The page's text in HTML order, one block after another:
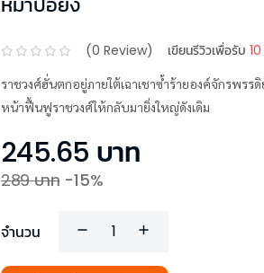
(0 Review) เขียนรีวิวเพื่อรับ
ราชวงศ์ฮั่นตกอยู่ภายใต้เฉาเชาซ้ำร้ายองค์จักรพร
หน้าฟื้นฟูราชวงศ์ให้กลับมายิ่งใหญ่ดังเดิม
245.65 บาท
289บาท -15%
จำนวน